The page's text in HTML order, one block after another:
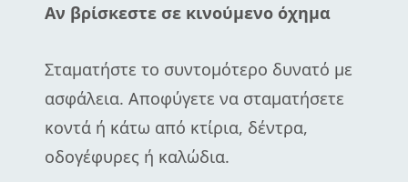
Αν βρίσκεστε σε κινούμενο όχημα
Σταματήστε το συντομότερο δυνατό με
ασφάλεια. Αποφύγετε να σταματήσετε
κοντά ή κάτω από κτίρια, δέντρα,
οδογέφυρες ή καλώδια.